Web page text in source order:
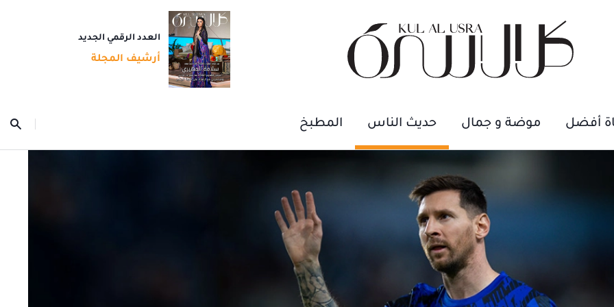
العدد الرقمي الجديد
أرشيف المجلة
أفضل موضة و جمال حديث الناس المطبخ